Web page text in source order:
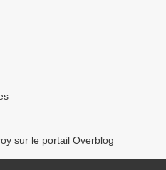
sur le portail Overblog